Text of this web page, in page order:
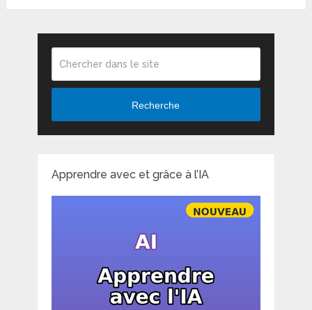
Recherche
Apprendre avec et grâce à l’IA